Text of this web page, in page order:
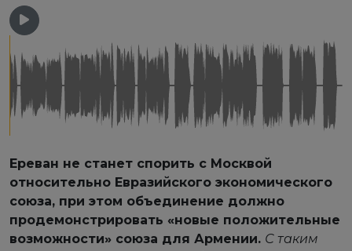
Ереван не станет спорить с Москвой
относительно Евразийского экономического
союза, при этом объединение должно
продемонстрировать «новые положительные
возможности» союза для Армении. С таким